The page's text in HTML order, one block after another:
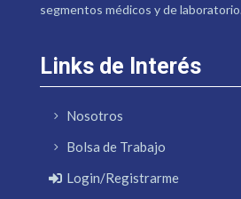
segmentos médicos y de laboratorio.
Links de Interés
Nosotros
Bolsa de Trabajo
Login/Registrarme